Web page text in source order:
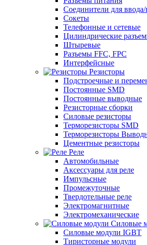
Соединители для
Сокеты
Телефонные и сетевые
Цилиндрические
Штыревые
Разъемы FFC, FPC
Интерфейсные
Резисторы
Подстроечные и
Постоянные SMD
Постоянные выводные
Резисторные сборки
Силовые резисторы
Терморезисторы SMD
Терморезисторы
Цементные резисторы
Реле
Автомобильные
Аксессуары для реле
Импульсные
Промежуточные
Твердотельные реле
Электромагнитные
Электромеханические
Силовые
Силовые модули IGBT
Тиристорные модули